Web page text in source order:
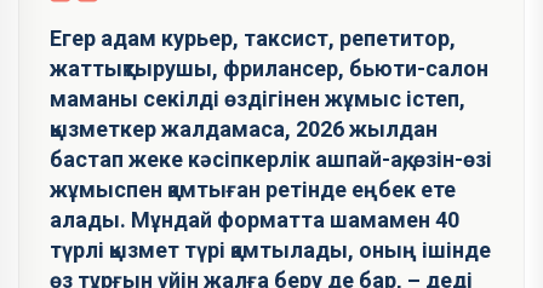
Егер адам курьер, таксист, репетитор,
жаттықтырушы, фрилансер, бьюти-салон
маманы секілді өздігінен жұмыс істеп,
қызметкер жалдамаса, 2026 жылдан
бастап жеке кәсіпкерлік ашпай-ақ, өзін-өзі
жұмыспен қамтыған ретінде еңбек ете
алады. Мұндай форматта шамамен 40
түрлі қызмет түрі қамтылады, оның ішінде
өз тұрғын үйін жалға беру де бар, – деді